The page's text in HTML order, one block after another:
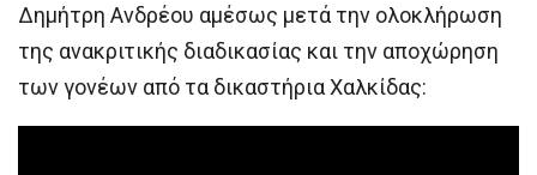
Δημήτρη Ανδρέου αμέσως μετά την ολοκλήρωση
της ανακριτικής διαδικασίας και την αποχώρηση
των γονέων από τα δικαστήρια Χαλκίδας: